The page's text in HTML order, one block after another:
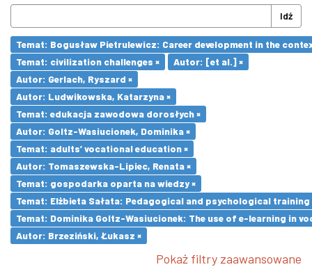
Idź
Temat: Bogusław Pietrulewicz: Career development in the
Temat: civilization challenges ×
Autor: [et al.] ×
Autor: Gerlach, Ryszard ×
Autor: Ludwikowska, Katarzyna ×
Temat: edukacja zawodowa dorosłych ×
Autor: Goltz-Wasiucionek, Dominika ×
Temat: adults’ vocational education ×
Autor: Tomaszewska-Lipiec, Renata ×
Temat: gospodarka oparta na wiedzy ×
Temat: Elżbieta Sałata: Pedagogical and psychological
Temat: Dominika Goltz-Wasiucionek: The use of e-learning in
Autor: Brzeziński, Łukasz ×
Pokaż filtry zaawansowane